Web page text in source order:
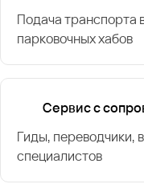
Подача транспорта
парковочных хабов
Сервис с
Гиды, переводчики,
специалистов